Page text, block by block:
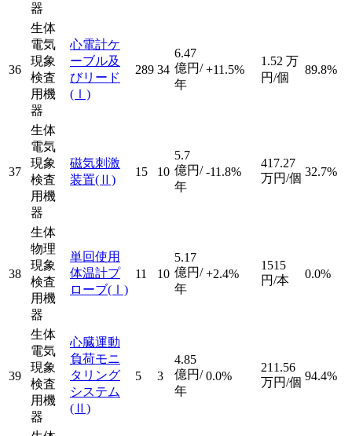
器
36
生体
電気
現象
検査
用機
器
心電計ケ
ーブル及
びリード
(Ⅰ)
289 34
6.47
億円/
年
+11.5%
1.52 万
円/個
89.8%
37
生体
電気
現象
検査
用機
器
磁気刺激
装置(Ⅱ)
15 10
5.7
億円/
年
-11.8%
417.27
万円/個 32.7%
38
生体
物理
現象
検査
用機
器
単回使用
体温計プ
ローブ(Ⅰ)
11 10
5.17
億円/
年
+2.4%
1515
円/本
0.0%
39
生体
電気
現象
検査
用機
器
心臓運動
負荷モニ
タリング
システム
(Ⅱ)
5 3
4.85
億円/
年
0.0%
211.56
万円/個 94.4%